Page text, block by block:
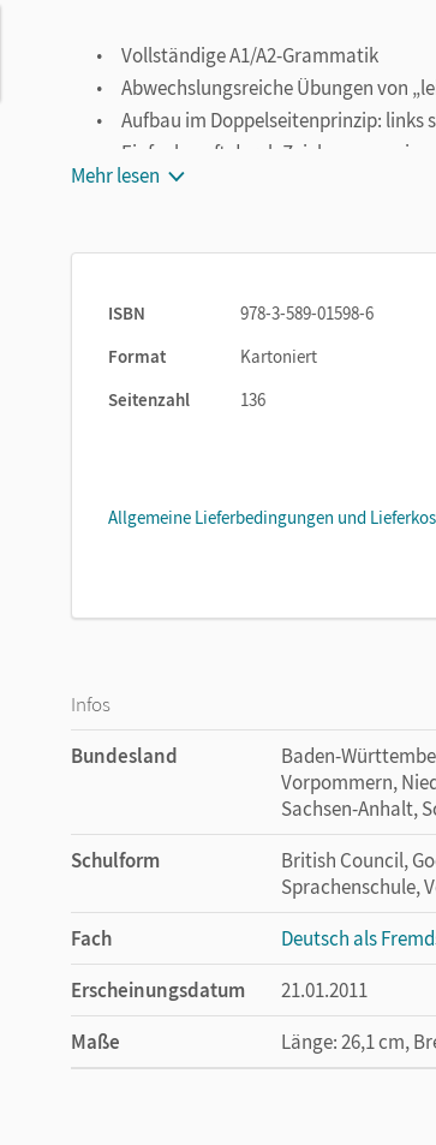
Vollständige A1/A2-Grammatik
Abwechslungsreiche Übungen von
Aufbau im Doppelseitenprinzip: links
Einfache, oft durch Zeichnungen
Hilfreiche Merksätze zu vielen Regeln
Partnerseiten für kooperative
Mehr lesen
ISBN
978-3-589-01598-6
Format
Kartoniert
Seitenzahl
136
Allgemeine Lieferbedingungen und
Infos
Bundesland
Baden-
Vorpommern,
Sachsen-Anhalt,
Schulform
British Council,
Sprachenschule,
Fach
Deutsch als
Erscheinungsdatum
21.01.2011
Maße
Länge: 26,1 cm,